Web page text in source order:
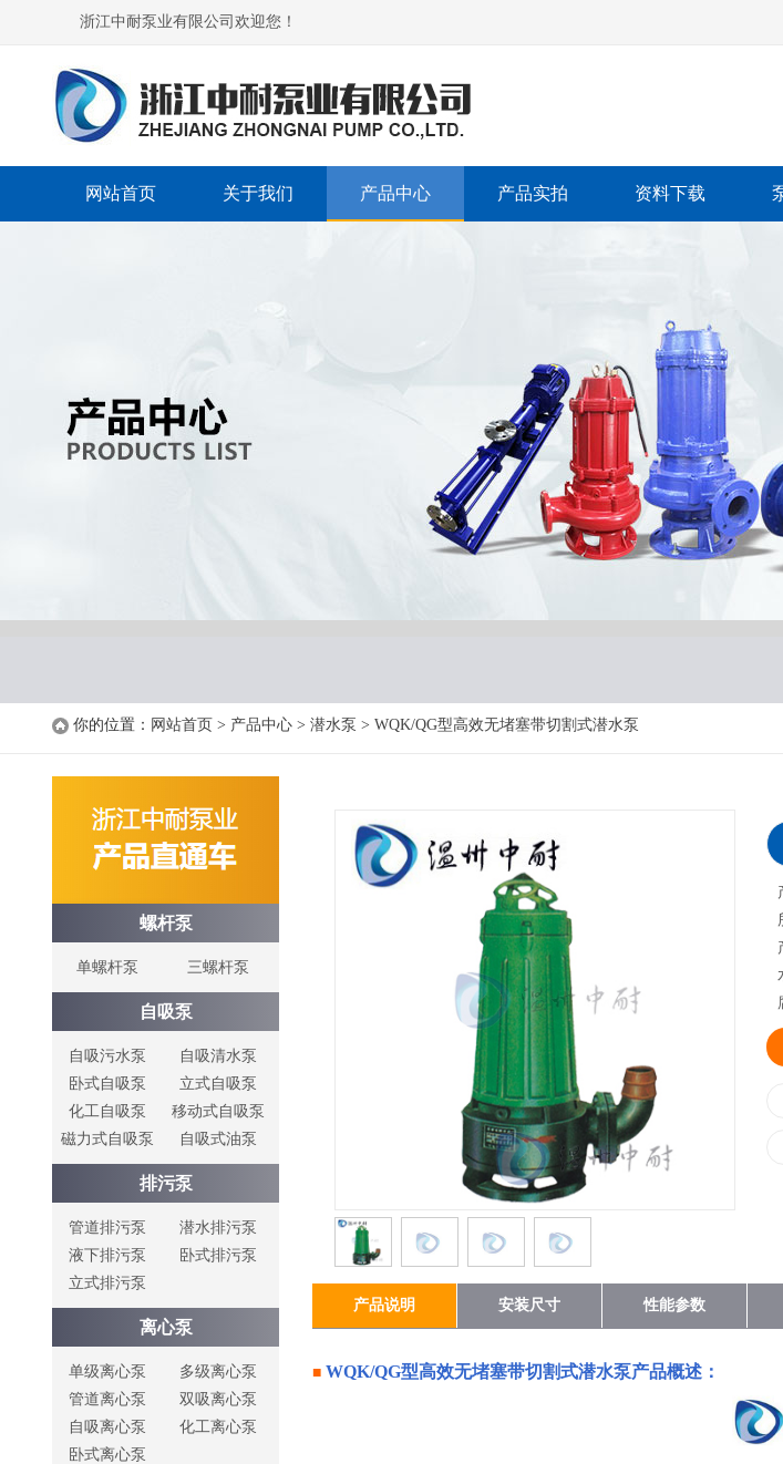
浙江中耐泵业有限公司欢迎您！
网站首页 关于我们 产品中心 产品实拍 资料下载
你的位置： 网站首页 > 产品中心 > 潜水泵 > WQK/QG型高效无堵塞带切割式潜水泵
螺杆泵
单螺杆泵 三螺杆泵
自吸泵
自吸污水泵
自吸清水泵
卧式自吸泵
立式自吸泵
化工自吸泵
移动式自吸泵
磁力式自吸泵
自吸式油泵
排污泵
管道排污泵
潜水排污泵
液下排污泵
卧式排污泵
立式排污泵
离心泵
单级离心泵
多级离心泵
管道离心泵
双吸离心泵
自吸离心泵
化工离心泵
卧式离心泵
产品说明 安装尺寸 性能参数
■ WQK/QG型高效无堵塞带切割式潜水泵产品概述：